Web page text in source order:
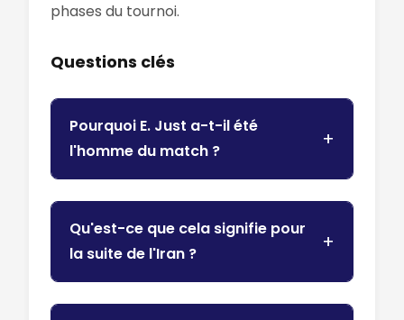
phases du tournoi.
Questions clés
Pourquoi E. Just a-t-il été
l'homme du match ?
Qu'est-ce que cela signifie pour
la suite de l'Iran ?